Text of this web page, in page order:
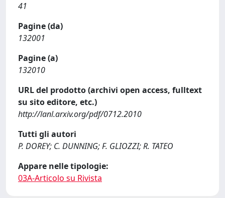
41
Pagine (da)
132001
Pagine (a)
132010
URL del prodotto (archivi open access, fulltext
su sito editore, etc.)
http://lanl.arxiv.org/pdf/0712.2010
Tutti gli autori
P. DOREY; C. DUNNING; F. GLIOZZI; R. TATEO
Appare nelle tipologie:
03A-Articolo su Rivista